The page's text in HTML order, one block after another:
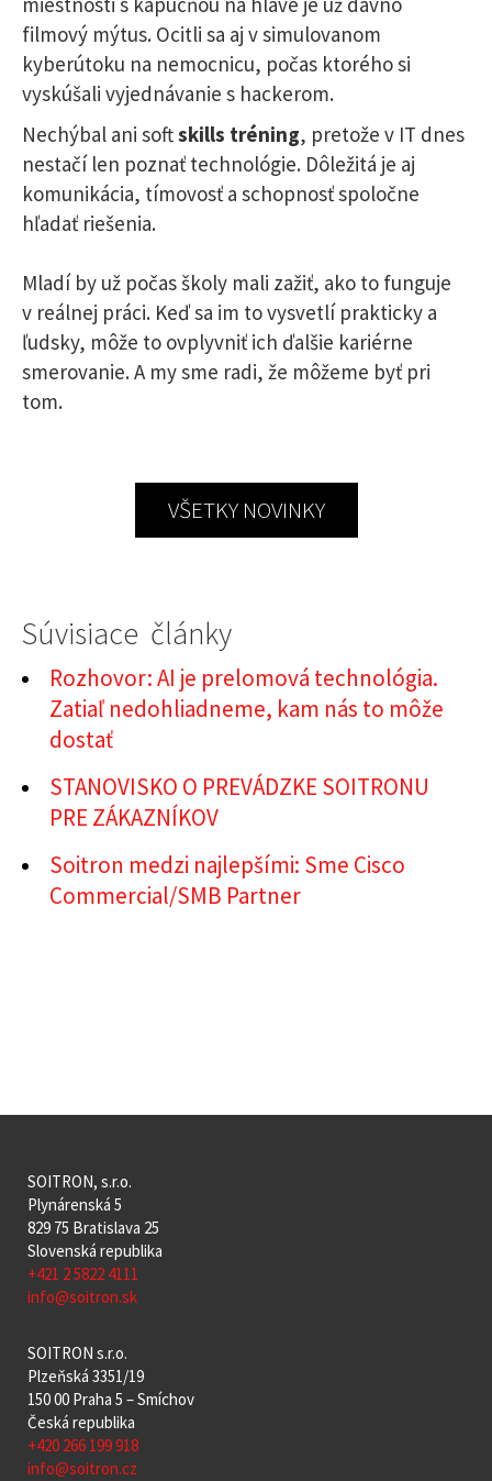
filmový mýtus. Ocitli sa aj v simulovanom
kyberútoku na nemocnicu, počas ktorého si
vyskúšali vyjednávanie s hackerom.
Nechýbal ani softskills tréning, pretože v IT dnes
nestačí len poznať technológie. Dôležitá je aj
komunikácia, tímovosť a schopnosť spoločne
hľadať riešenia.
Mladí by už počas školy mali zažiť, ako to funguje
v reálnej práci. Keď sa im to vysvetlí prakticky a
ľudsky, môže to ovplyvniť ich ďalšie kariérne
smerovanie. A my sme radi, že môžeme byť pri
tom.
VŠETKY NOVINKY
Súvisiace články
Rozhovor: AI je prelomová technológia.
Zatiaľ nedohliadneme, kam nás to môže
dostať
STANOVISKO O PREVÁDZKE SOITRONU
PRE ZÁKAZNÍKOV
Soitron medzi najlepšími: Sme Cisco
Commercial/SMB Partner
SOITRON, s.r.o.
Plynárenská 5
829 75 Bratislava 25
Slovenská republika
+421 2 5822 4111
info@soitron.sk
SOITRON s.r.o.
Plzeňská 3351/19
150 00 Praha 5 – Smíchov
Česká republika
+420 266 199 918
info@soitron.cz